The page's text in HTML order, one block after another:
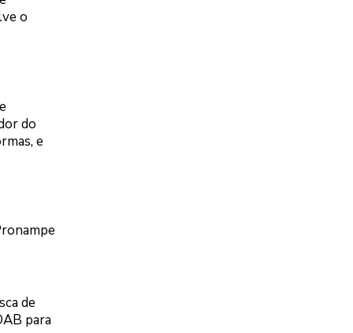
o
do
e
de
para